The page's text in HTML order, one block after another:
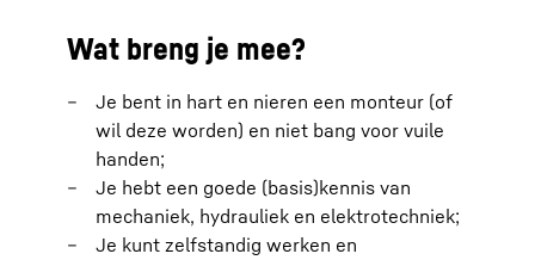
Wat breng je mee?
Je bent in hart en nieren een monteur (of
wil deze worden) en niet bang voor vuile
handen;
Je hebt een goede (basis)kennis van
mechaniek, hydrauliek en elektrotechniek;
Je kunt zelfstandig werken en